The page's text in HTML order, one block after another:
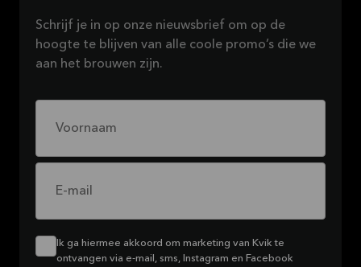
Schrijf je in op onze nieuwsbrief om op de
hoogte te blijven van alle coole promo’s die we
aan het brouwen zijn.
Voornaam
E-mail
Ik ga hiermee akkoord om marketing van Kvik te
ontvangen via e-mail, sms, Instagram en Facebook